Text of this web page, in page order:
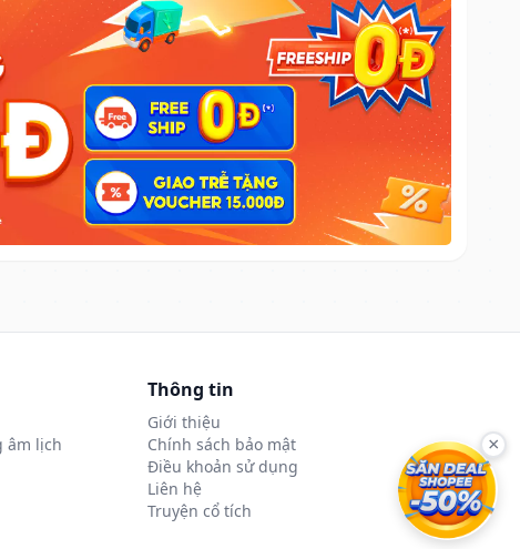
âm lịch
Thông tin
Giới thiệu
Chính sách bảo mật
Điều khoản sử dụng
Liên hệ
Truyện cổ tích
×